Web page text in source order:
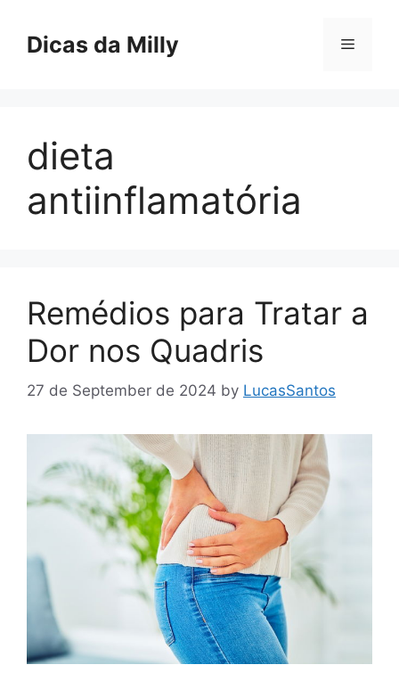
contentDicas da Milly Menu
dieta
antiinflamatória
Remédios para Tratar a
Dor nos Quadris
27 de September de 2024 by LucasSantos